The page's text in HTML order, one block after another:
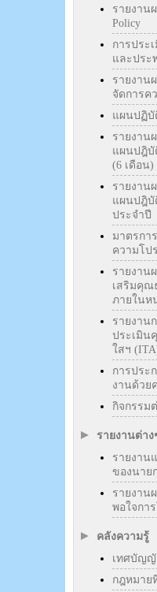
รายงาน
Policy
การประ
และประ
รายงาน
จัดการค
แผนปฏิบั
รายงาน
แผนปฎิบั
(6 เดือน)
รายงาน
แผนปฎิบั
ประจำปี
มาตรกา
ความโป
รายงาน
เสริมคุณ
ภายในห
รายงาน
ประเมิน
ใสฯ
การประ
งานด้วย
กิจกรรม
รายงานต่าง
รายงาน
ของนาย
รายงาน
พอใจกา
คลังความรู้
เทศบัญ
กฎหมาย